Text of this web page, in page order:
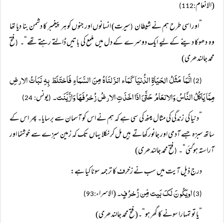
(الانعام:112)
”اور اسی طرح ہم نے شیطان (سیرت) انسانوں اور جنوں کو ہر پیغمبر کا دشمن بنا دیا تھا
وہ دھوکا دینے کے لیے ایک دوسرے کے دل میں ملمع کی باتیں ڈالتے رہتے تھے“۔ (فتح
محمد جالندھری)
(2)
انَّمَا مَثَلُ الحَیَاۃِ الدُّنیَا کَمَاء انزَلنَاہُ مِنَ السَّمَاءِ فَاختَلَطَ بِہِ نَبَاتُ الارضِ
مِمَّا یَاکُلُ النَّاسُ وَالانعَامُ حَتَّیَ اذَا اخَذَتِ الارضُ زُخرُفَہَا وَازَّیَّنَت۔ (یونس: 24)
”دنیا کی زندگی کی مثال مینھ کی سی ہے کہ ہم نے اس کو آسمان سے برسایا۔ پھر اس کے
ساتھ سبزہ جسے آدمی اور جانور کھاتے ہیں مل کر نکلا یہاں تک کہ زمین سبزے سے خوشنما اور
آراستہ ہوگئی“۔ (فتح محمد جالندھری)
درج ذیل آیت میں سب نے زخرف کا ترجمہ سونا کیا ہے:
(3) اویَکُونَ لَکَ بَیت مِّن زُخرُفٍ۔(الاسراء:93)
”یا تو تمہارا سونے کا گھر ہو“۔(فتح محمد جالندھری)